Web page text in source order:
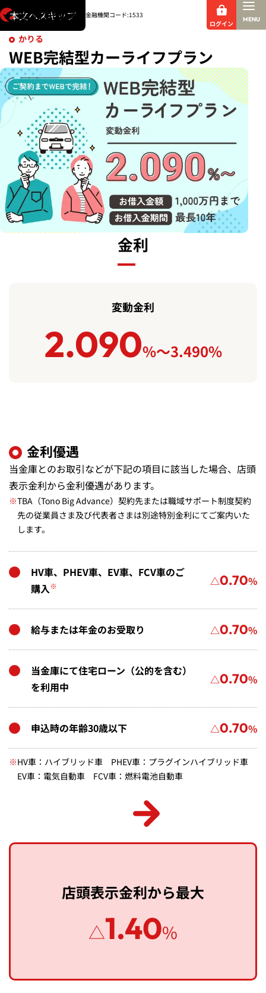
本文へスキップ
金融機関コード:1533
ログイン
新規ウィン
MENU
かりる
WEB完結型カーライフプラン
金利
変動金利
2.090%～3.490%
金利優遇
当金庫とのお取引などが下記の項目に該当した場合、店頭
表示金利から金利優遇があります。
※TBA（Tono Big Advance）契約先または職域サポート制度契約
先の従業員さま及び代表者さまは別途特別金利にてご案内いた
します。
HV車、PHEV車、EV車、FCV車のご
購入※ △0.70%
給与または年金のお受取り △0.70%
当金庫にて住宅ローン（公的を含む）
を利用中
△0.70%
申込時の年齢30歳以下 △0.70%
※HV車：ハイブリッド車 PHEV車：プラグインハイブリッド車
EV車：電気自動車 FCV車：燃料電池自動車
店頭表示金利から最大
△1.40%